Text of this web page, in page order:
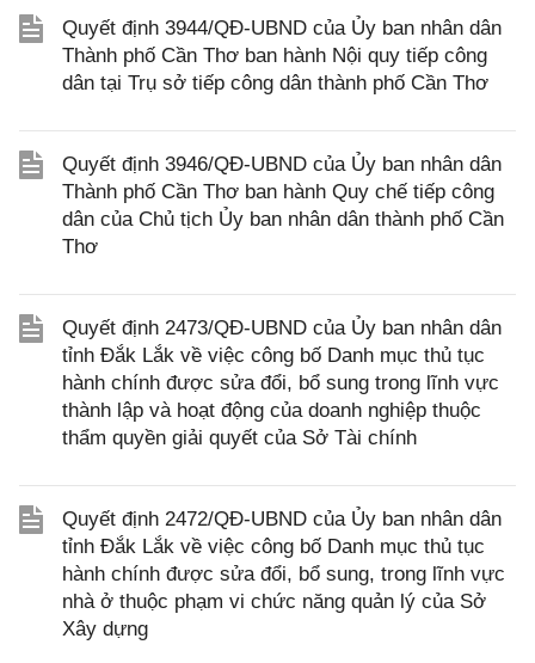
Quyết định 3944/QĐ-UBND của Ủy ban nhân dân
Thành phố Cần Thơ ban hành Nội quy tiếp công
dân tại Trụ sở tiếp công dân thành phố Cần Thơ
Quyết định 3946/QĐ-UBND của Ủy ban nhân dân
Thành phố Cần Thơ ban hành Quy chế tiếp công
dân của Chủ tịch Ủy ban nhân dân thành phố Cần
Thơ
Quyết định 2473/QĐ-UBND của Ủy ban nhân dân
tỉnh Đắk Lắk về việc công bố Danh mục thủ tục
hành chính được sửa đổi, bổ sung trong lĩnh vực
thành lập và hoạt động của doanh nghiệp thuộc
thẩm quyền giải quyết của Sở Tài chính
Quyết định 2472/QĐ-UBND của Ủy ban nhân dân
tỉnh Đắk Lắk về việc công bố Danh mục thủ tục
hành chính được sửa đổi, bổ sung, trong lĩnh vực
nhà ở thuộc phạm vi chức năng quản lý của Sở
Xây dựng